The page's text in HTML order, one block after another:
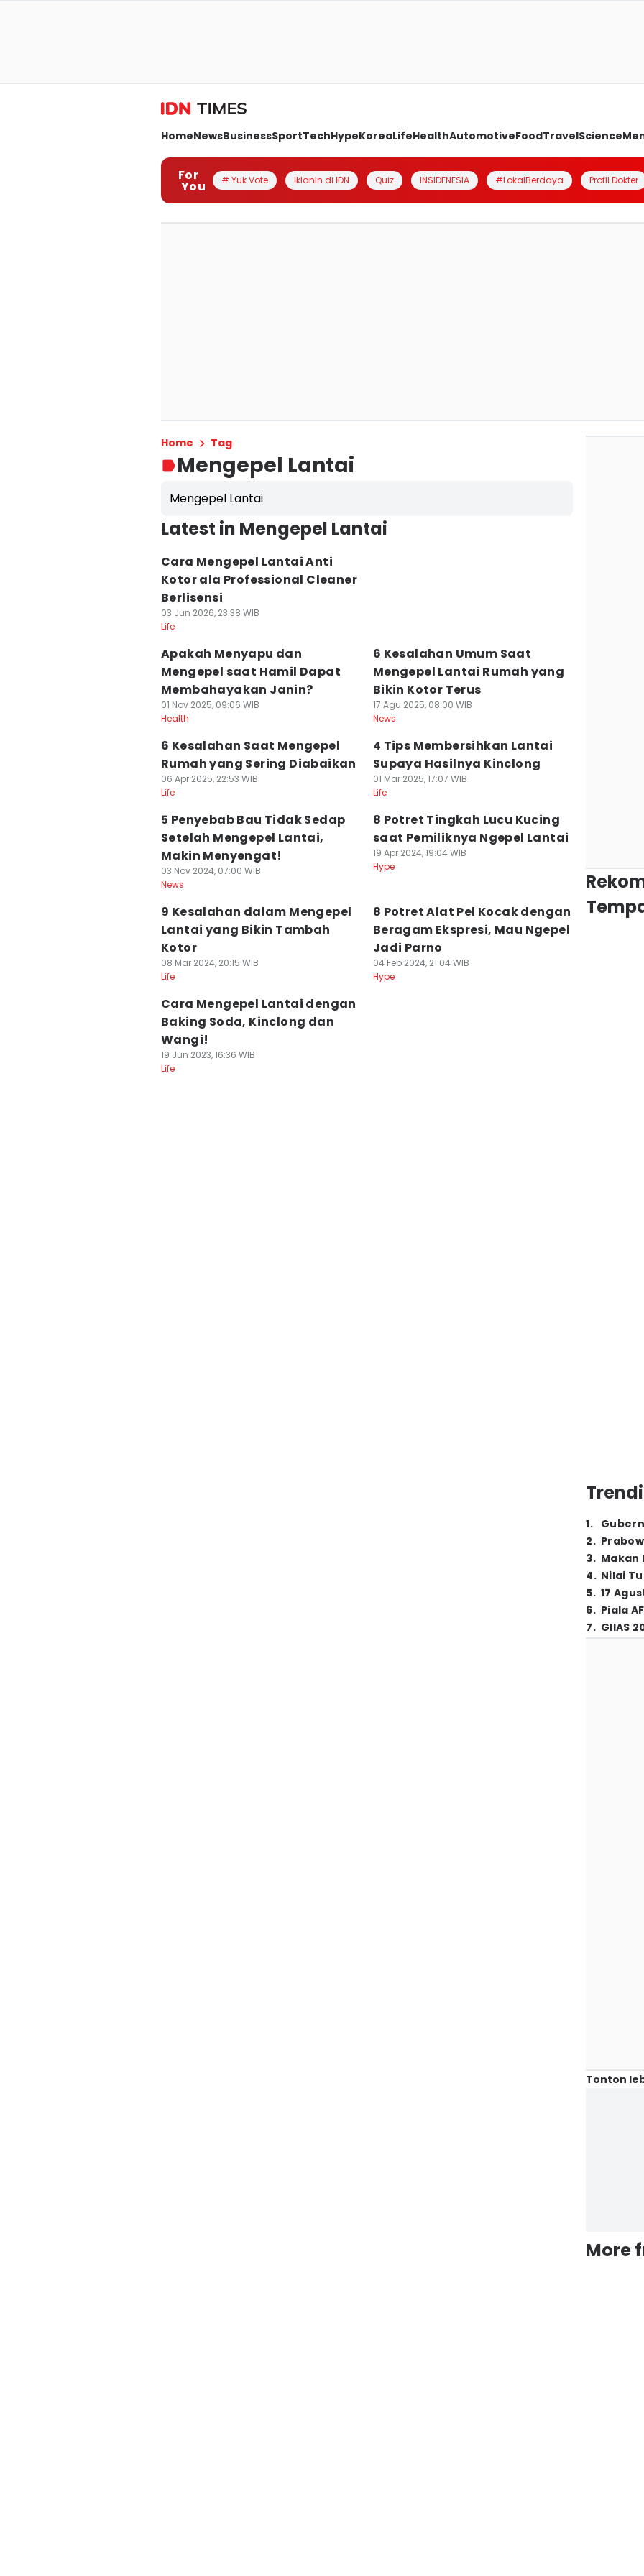
HomeNewsBusinessSportTechHypeKoreaLifeHealthAutomotiveFoodTravelScience
For
You # Yuk Vote Iklanin di IDN Quiz INSIDENESIA #LokalBerdaya Profil Dokter
Home Tag
Mengepel Lantai
Mengepel Lantai
Latest in Mengepel Lantai
Cara Mengepel Lantai Anti
Kotor ala Professional Cleaner
Berlisensi
03 Jun 2026, 23:38 WIB
Life
Apakah Menyapu dan
Mengepel saat Hamil Dapat
Membahayakan Janin?
01 Nov 2025, 09:06 WIB
Health
6 Kesalahan Umum Saat
Mengepel Lantai Rumah yang
Bikin Kotor Terus
17 Agu 2025, 08:00 WIB
News
6 Kesalahan Saat Mengepel
Rumah yang Sering Diabaikan
06 Apr 2025, 22:53 WIB
Life
4 Tips Membersihkan Lantai
Supaya Hasilnya Kinclong
01 Mar 2025, 17:07 WIB
Life
5 Penyebab Bau Tidak Sedap
Setelah Mengepel Lantai,
Makin Menyengat!
03 Nov 2024, 07:00 WIB
News
8 Potret Tingkah Lucu Kucing
saat Pemiliknya Ngepel Lantai
19 Apr 2024, 19:04 WIB
Hype
9 Kesalahan dalam Mengepel
Lantai yang Bikin Tambah
Kotor
08 Mar 2024, 20:15 WIB
Life
8 Potret Alat Pel Kocak dengan
Beragam Ekspresi, Mau Ngepel
Jadi Parno
04 Feb 2024, 21:04 WIB
Hype
Cara Mengepel Lantai dengan
Baking Soda, Kinclong dan
Wangi!
19 Jun 2023, 16:36 WIB
Life
1.
2.
3. Makan
4. Nilai
5. 17
6. Piala
7. GIIAS
Tonton
More